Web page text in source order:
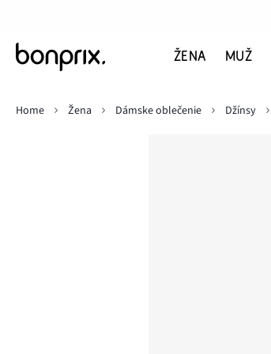
ŽENA MUŽ
Home
Žena Dámske oblečenie Džínsy